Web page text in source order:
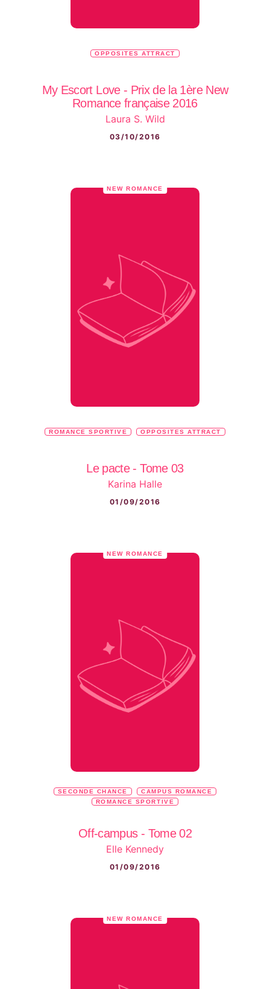
OPPOSITES ATTRACT
My Escort Love - Prix de la 1ère New
Romance française 2016
Laura S. Wild
03/10/2016
NEW ROMANCE
ROMANCE SPORTIVE OPPOSITES ATTRACT
Le pacte - Tome 03
Karina Halle
01/09/2016
NEW ROMANCE
SECONDE CHANCE
CAMPUS ROMANCE
ROMANCE SPORTIVE
Off-campus - Tome 02
Elle Kennedy
01/09/2016
NEW ROMANCE